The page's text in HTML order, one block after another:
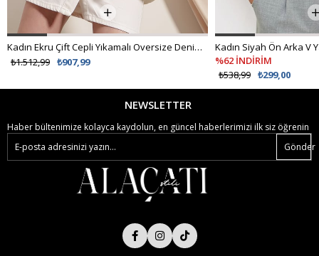
Kadın Ekru Çift Cepli Yıkamalı Oversize Denim Ceket ALC-X8152
₺907,99
₺1.512,99
%62 İNDİRİM
₺299,00
₺538,99
NEWSLETTER
Haber bültenimize kolayca kaydolun, en güncel haberlerimizi ilk siz öğrenin
Gönder